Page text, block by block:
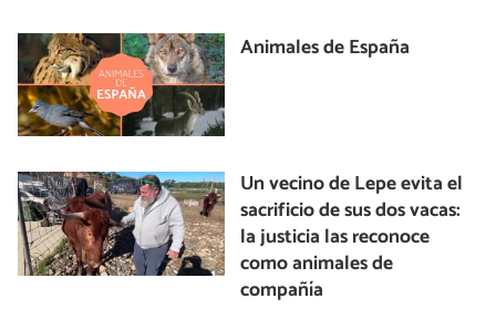
Animales de España
Un vecino de Lepe evita el
sacrificio de sus dos vacas:
la justicia las reconoce
como animales de
compañía